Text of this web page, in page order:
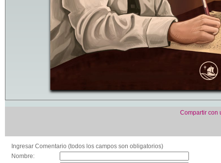
Compartir con
Ingresar Comentario (todos los campos son obligatorios)
Nombre: